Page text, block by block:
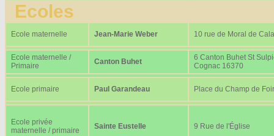
Ecoles
Ecole maternelle Jean-Marie Weber 10 rue de Moral de
Ecole maternelle /
Primaire
Canton Buhet
6 Canton Buhet St
Cognac 16370
Ecole primaire Paul Garandeau Place du Champ de
Ecole privée
maternelle / primaire
Sainte Eustelle 9 Rue de l'Église